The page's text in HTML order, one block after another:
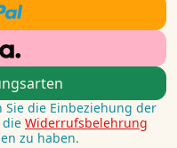
die Einbeziehung der
die Widerrufsbelehrung
zu haben.